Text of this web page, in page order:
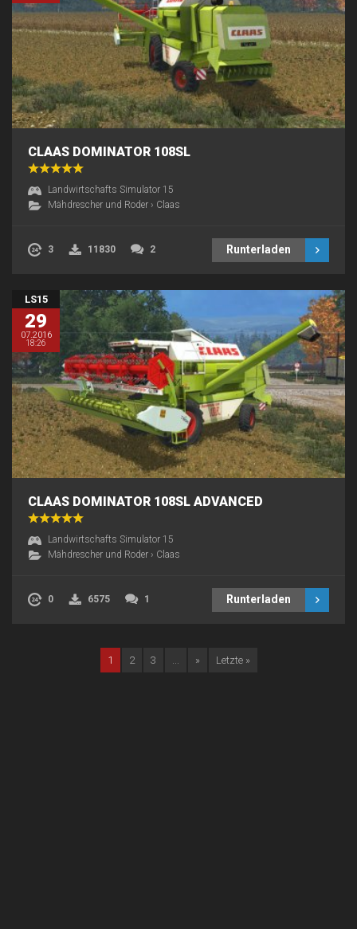
CLAAS DOMINATOR 108SL
Landwirtschafts Simulator 15
Mähdrescher und Roder › Claas
3 11830 2 Runterladen
LS15
29
07.2016
18:26
CLAAS DOMINATOR 108SL ADVANCED
Landwirtschafts Simulator 15
Mähdrescher und Roder › Claas
0 6575 1 Runterladen
1 2 3 » Letzte »